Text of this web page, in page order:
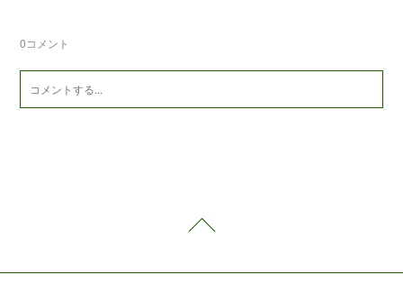
0コメント